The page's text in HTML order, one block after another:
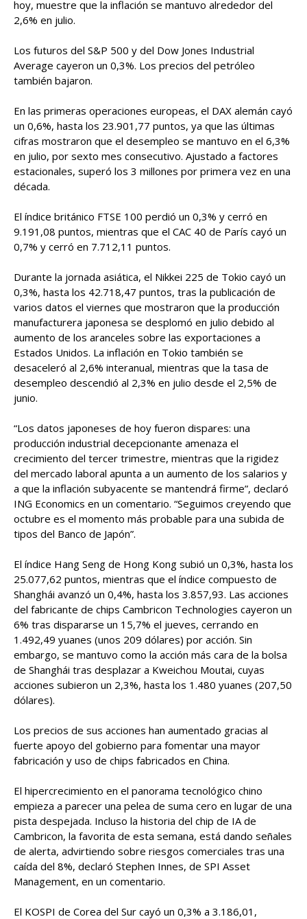
hoy, muestre que la inflación se mantuvo alrededor del
2,6% en julio.
Los futuros del S&P 500 y del Dow Jones Industrial
Average cayeron un 0,3%. Los precios del petróleo
también bajaron.
En las primeras operaciones europeas, el DAX alemán cayó
un 0,6%, hasta los 23.901,77 puntos, ya que las últimas
cifras mostraron que el desempleo se mantuvo en el 6,3%
en julio, por sexto mes consecutivo. Ajustado a factores
estacionales, superó los 3 millones por primera vez en una
década.
El índice británico FTSE 100 perdió un 0,3% y cerró en
9.191,08 puntos, mientras que el CAC 40 de París cayó un
0,7% y cerró en 7.712,11 puntos.
Durante la jornada asiática, el Nikkei 225 de Tokio cayó un
0,3%, hasta los 42.718,47 puntos, tras la publicación de
varios datos el viernes que mostraron que la producción
manufacturera japonesa se desplomó en julio debido al
aumento de los aranceles sobre las exportaciones a
Estados Unidos. La inflación en Tokio también se
desaceleró al 2,6% interanual, mientras que la tasa de
desempleo descendió al 2,3% en julio desde el 2,5% de
junio.
“Los datos japoneses de hoy fueron dispares: una
producción industrial decepcionante amenaza el
crecimiento del tercer trimestre, mientras que la rigidez
del mercado laboral apunta a un aumento de los salarios y
a que la inflación subyacente se mantendrá firme”, declaró
ING Economics en un comentario. “Seguimos creyendo que
octubre es el momento más probable para una subida de
tipos del Banco de Japón”.
El índice Hang Seng de Hong Kong subió un 0,3%, hasta los
25.077,62 puntos, mientras que el índice compuesto de
Shanghái avanzó un 0,4%, hasta los 3.857,93. Las acciones
del fabricante de chips Cambricon Technologies cayeron un
6% tras dispararse un 15,7% el jueves, cerrando en
1.492,49 yuanes (unos 209 dólares) por acción. Sin
embargo, se mantuvo como la acción más cara de la bolsa
de Shanghái tras desplazar a Kweichou Moutai, cuyas
acciones subieron un 2,3%, hasta los 1.480 yuanes (207,50
dólares).
Los precios de sus acciones han aumentado gracias al
fuerte apoyo del gobierno para fomentar una mayor
fabricación y uso de chips fabricados en China.
El hipercrecimiento en el panorama tecnológico chino
empieza a parecer una pelea de suma cero en lugar de una
pista despejada. Incluso la historia del chip de IA de
Cambricon, la favorita de esta semana, está dando señales
de alerta, advirtiendo sobre riesgos comerciales tras una
caída del 8%, declaró Stephen Innes, de SPI Asset
Management, en un comentario.
El KOSPI de Corea del Sur cayó un 0,3% a 3.186,01,